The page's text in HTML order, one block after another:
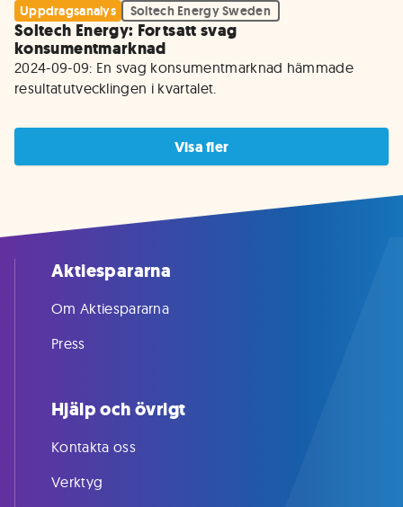
Uppdragsanalys Soltech Energy Sweden
Soltech Energy: Fortsatt svag
konsumentmarknad
2024-09-09: En svag konsumentmarknad hämmade
resultatutvecklingen i kvartalet.
Visa fler
Aktiespararna
Om Aktiespararna
Press
Hjälp och övrigt
Kontakta oss
Verktyg